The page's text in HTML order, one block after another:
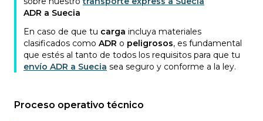
ADR a Suecia
En caso de que tu carga incluya materiales
clasificados como ADR o peligrosos, es fundamental
que estés al tanto de todos los requisitos para que tu
envío ADR a Suecia sea seguro y conforme a la ley.
Proceso operativo técnico